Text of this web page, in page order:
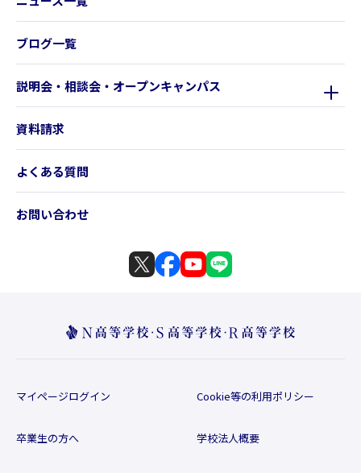
ブログ一覧
説明会・相談会・オープンキャンパス
資料請求
よくある質問
お問い合わせ
マイページログイン
卒業生の方へ
Cookie等の利用ポリシー
学校法人概要